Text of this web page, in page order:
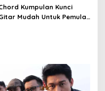
Kumpulan Kunci
Mudah Untuk Pemula